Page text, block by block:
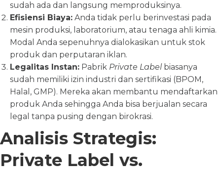
sudah ada dan langsung memproduksinya.
Efisiensi Biaya: Anda tidak perlu berinvestasi pada
mesin produksi, laboratorium, atau tenaga ahli kimia.
Modal Anda sepenuhnya dialokasikan untuk stok
produk dan perputaran iklan.
Legalitas Instan: Pabrik Private Labelbiasanya
sudah memiliki izin industri dan sertifikasi (BPOM,
Halal, GMP). Mereka akan membantu mendaftarkan
produk Anda sehingga Anda bisa berjualan secara
legal tanpa pusing dengan birokrasi.
Analisis Strategis:
Private Label vs.